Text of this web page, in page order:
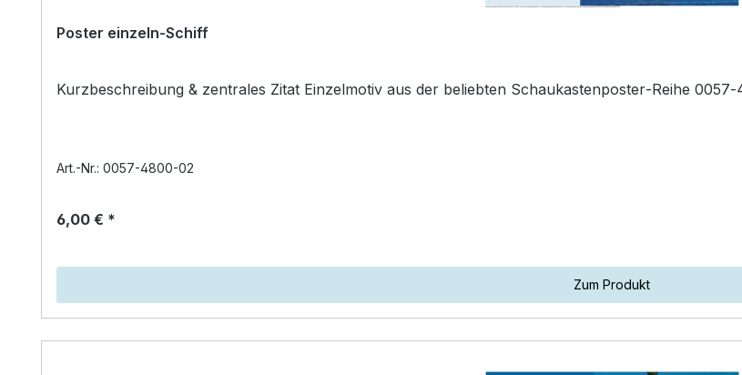
Poster einzeln-Schiff
Kurzbeschreibung & zentrales Zitat Einzelmotiv aus der beliebten Schaukastenposter‑Reihe
Art.-Nr.: 0057-4800-02
6,00 € *
Zum Produkt